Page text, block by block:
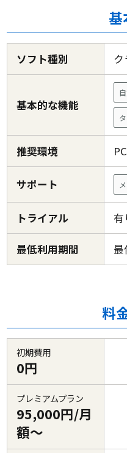
基
ソフト種別
基本的な機能
推奨環境
サポート
トライアル 有
最低利用期間 最
料
初期費用
0円
プレミアムプラン
95,000円/月
額～